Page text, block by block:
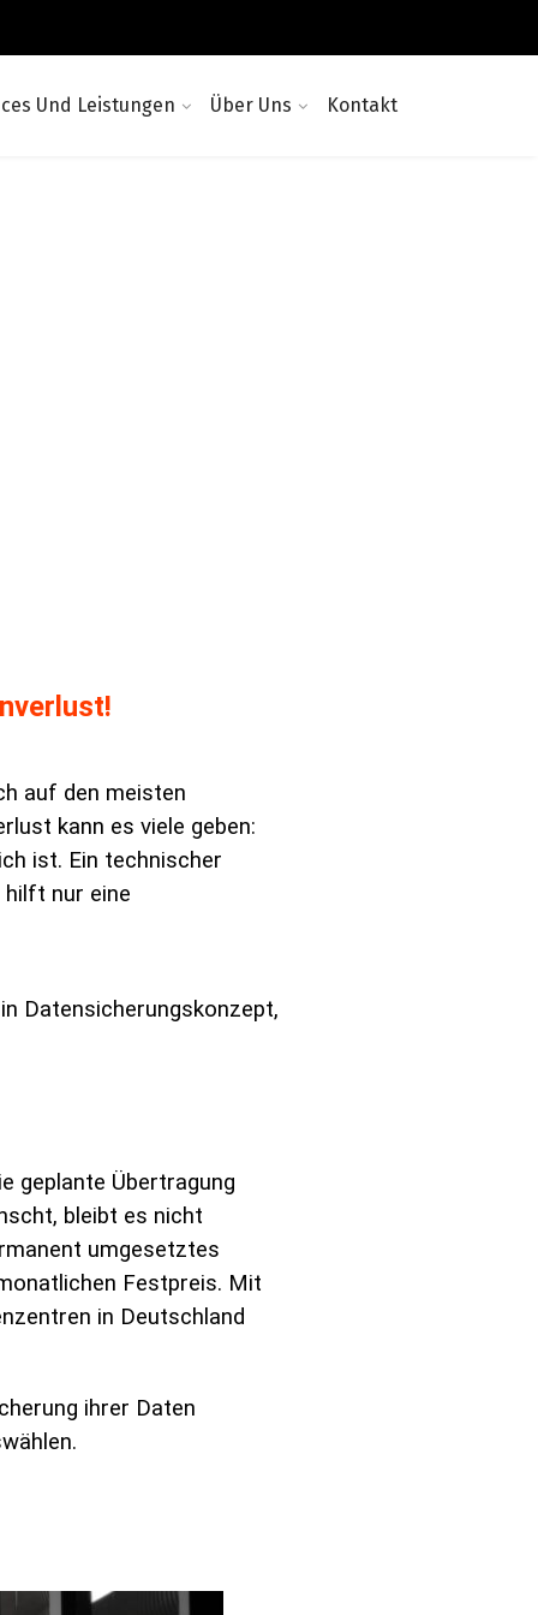
Und Leistungen Über Uns Kontakt
auf den meisten
kann es viele geben:
ist. Ein technischer
hilft nur eine
Datensicherungskonzept,
geplante Übertragung
bleibt es nicht
umgesetztes
Festpreis. Mit
in Deutschland
ihrer Daten